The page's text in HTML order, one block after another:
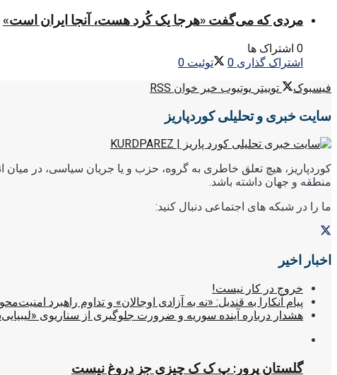
مردی که می‌گفت «هرجا یک کُرد هست، آنجا ایران است»
0 اشتراک ها
اشتراک گذاری 0 توئیت 0
فیسبوک
توییتر یوتیوب خبر خوان RSS
سایت خبری و تحلیلی کوردپاریز
کوردپاریز، هیچ تعلق خاطری به گروه، حزب و یا جریان سیاسی، در میان
منطقه و جهان داشته باشد.
ما را در شبکه های اجتماعی دنبال کنید:
اخبار اخیر
خروج در کار نیست!
پیام آنکارا به قندیل: «نه به آزادی اوجالان» و تداوم راهبرد
هشدار درباره آینده سوریه و ضرورت جلوگیری از سناریوی
گلستان پرور: پ ک ک چیزی جز دروغ نیست